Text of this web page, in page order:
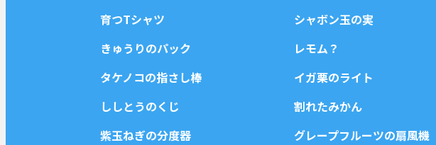
育つTシャツ
きゅうりのパック
タケノコの指さし棒
ししとうのくじ
紫玉ねぎの分度器
シャボン玉の実
レモム？
イガ栗のライト
割れたみかん
グレープフルーツの扇風機